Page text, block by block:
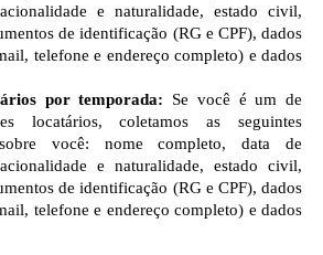
e naturalidade, estado civil,
de identificação (RG e CPF), dados
telefone e endereço completo) e dados
por temporada: Se você é um de
locatários, coletamos as seguintes
você: nome completo, data de
e naturalidade, estado civil,
de identificação (RG e CPF), dados
telefone e endereço completo) e dados